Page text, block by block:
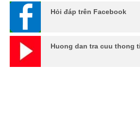
Hỏi đáp trên Facebook
Huong dan tra cuu thong